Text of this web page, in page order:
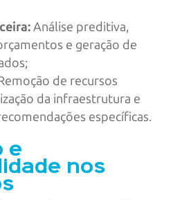
Análise preditiva,
e geração de
de recursos
da infraestrutura e
específicas.
e
nos